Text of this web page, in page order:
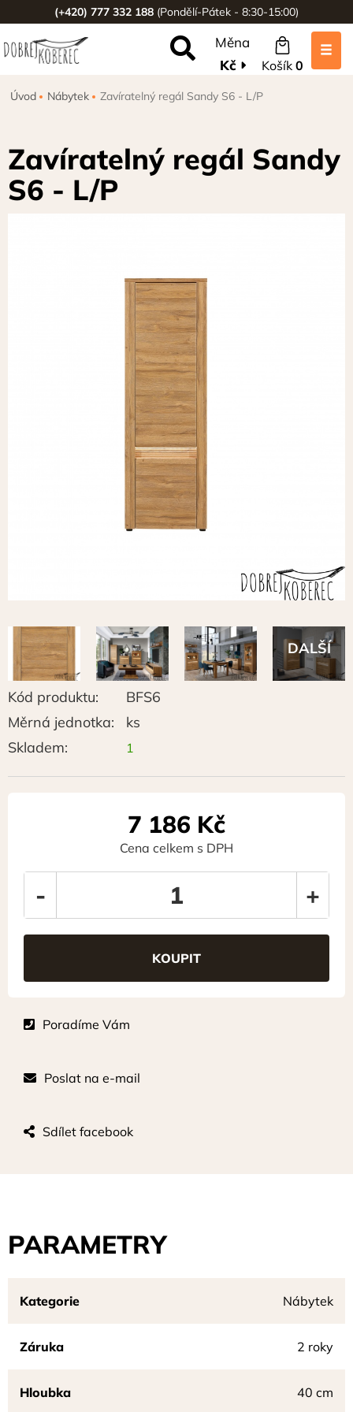
(+420) 777 332 188 (Pondělí-Pátek - 8:30-15:00)
Košík 0
Měna
Kč
Úvod Nábytek Zavíratelný regál Sandy S6 - L/P
Zavíratelný regál Sandy
S6 - L/P
Kód produktu:
BFS6
Měrná jednotka:
ks
Skladem:
1
7 186 Kč
Cena celkem s DPH
- +
Poradíme Vám
Poslat na e-mail
Sdílet facebook
PARAMETRY
Kategorie Nábytek
Záruka 2 roky
Hloubka 40 cm